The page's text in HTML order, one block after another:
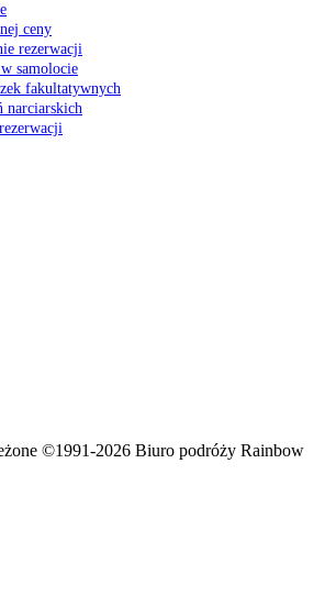
ceny
rezerwacji
samolocie
fakultatywnych
narciarskich
©1991-2026 Biuro podróży Rainbow